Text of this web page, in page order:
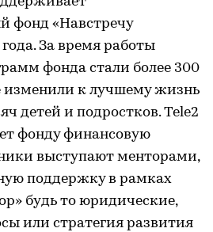
фонд «Навстречу
За время работы
фонда стали более 300
изменили к лучшему жизнь
детей и подростков. Tele2
фонду финансовую
выступают менторами,
поддержку в рамках
будь то юридические,
или стратегия развития